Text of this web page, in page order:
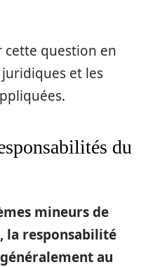
cette question en
et les
du
mineurs de
la responsabilité
au